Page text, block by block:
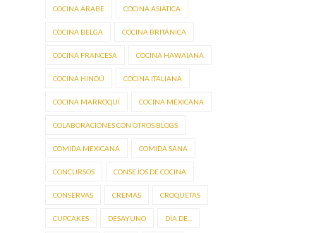
COCINA ÁRABE COCINA ASIÁTICA
COCINA BELGA COCINA BRITÁNICA
COCINA FRANCESA COCINA HAWAIANA
COCINA HINDÚ COCINA ITALIANA
COCINA MARROQUÍ COCINA MEXICANA
COLABORACIONES CON OTROS BLOGS
COMIDA MEXICANA COMIDA SANA
CONCURSOS CONSEJOS DE COCINA
CONSERVAS CREMAS CROQUETAS
CUPCAKES DESAYUNO DÍA DE...